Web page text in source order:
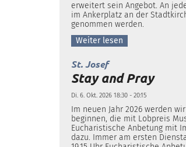
erweitert sein Angebot. An
im Ankerplatz an der
genommen werden.
Weiter lesen
St. Josef:
Stay and Pray
Di. 6. Okt. 2026 18:30 - 20:15
Im neuen Jahr 2026 werden
beginnen, die mit Lobpreis
Eucharistische Anbetung mit
dazu. Immer am ersten